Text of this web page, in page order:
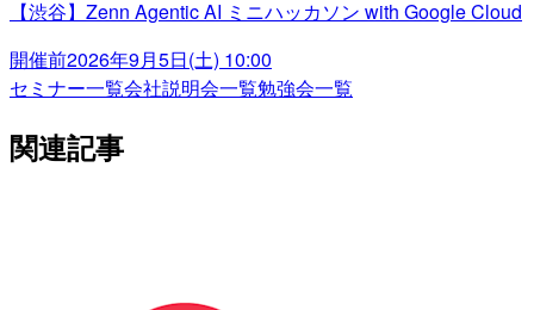
【渋谷】Zenn Agentic AI ミニハッカソン with Google Cloud
開催前2026年9月5日(土) 10:00
セミナー一覧会社説明会一覧勉強会一覧
関連記事